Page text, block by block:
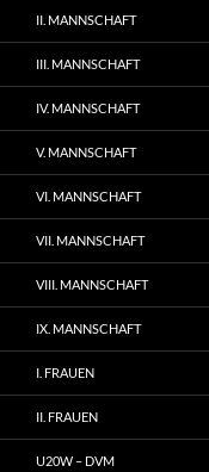
II. MANNSCHAFT
III. MANNSCHAFT
IV. MANNSCHAFT
V. MANNSCHAFT
VI. MANNSCHAFT
VII. MANNSCHAFT
VIII. MANNSCHAFT
IX. MANNSCHAFT
I. FRAUEN
II. FRAUEN
U20W – DVM